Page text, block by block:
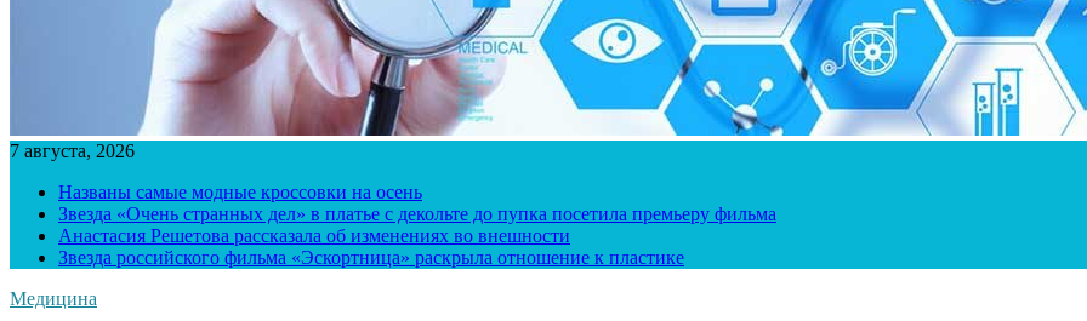
7 августа, 2026
Названы самые модные кроссовки на осень
Звезда «Очень странных дел» в платье с декольте до пупка посетила премьеру фильма
Анастасия Решетова рассказала об изменениях во внешности
Звезда российского фильма «Эскортница» раскрыла отношение к пластике
Медицина